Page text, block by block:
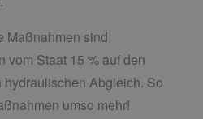
Maßnahmen sind
vom Staat 15 % auf den
Abgleich. So
umso mehr!